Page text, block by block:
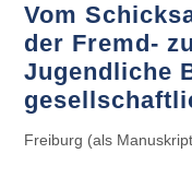
Vom
der Fremd-
Jugendliche
Freiburg (als